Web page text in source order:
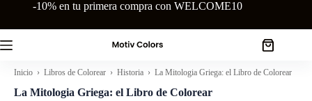
contenido
-10% en tu primera compra con WELCOME10
Carro
compra
Inicio › Libros de Colorear › Historia › La Mitologia Griega: el Libro de Colorear
La Mitologia Griega: el Libro de Colorear